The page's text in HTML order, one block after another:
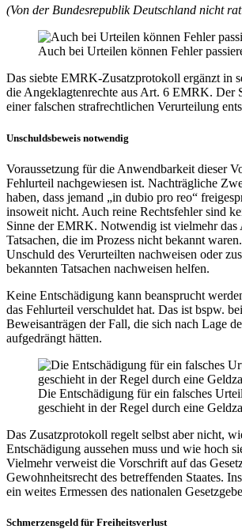
(Von der Bundesrepublik Deutschland nicht
Auch bei Urteilen können Fehler
Das siebte EMRK-Zusatzprotokoll ergänzt in
die Angeklagtenrechte aus Art. 6 EMRK. Der
einer falschen strafrechtlichen Verurteilung
Unschuldsbeweis notwendig
Voraussetzung für die Anwendbarkeit dieser
Fehlurteil nachgewiesen ist. Nachträgliche
haben, dass jemand „in dubio pro reo“
insoweit nicht. Auch reine Rechtsfehler sind
Sinne der EMRK. Notwendig ist vielmehr das
Tatsachen, die im Prozess nicht bekannt
Unschuld des Verurteilten nachweisen oder
bekannten Tatsachen nachweisen helfen.
Keine Entschädigung kann beansprucht
das Fehlurteil verschuldet hat. Das ist bspw.
Beweisanträgen der Fall, die sich nach Lage
aufgedrängt hätten.
Die Entschädigung für ein falsches Urteil
geschieht in der Regel durch eine
Das Zusatzprotokoll regelt selbst aber nicht,
Entschädigung aussehen muss und wie hoch
Vielmehr verweist die Vorschrift auf das
Gewohnheitsrecht des betreffenden Staates.
ein weites Ermessen des nationalen
Schmerzensgeld für Freiheitsverlust